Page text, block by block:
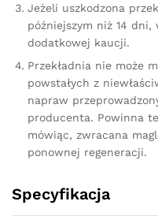
Jeżeli uszkodzona
późniejszym niż 14 dni,
dodatkowej kaucji.
Przekładnia nie może
powstałych z
napraw
producenta. Powinna
mówiąc, zwracana
ponownej regeneracji.
Specyfikacja